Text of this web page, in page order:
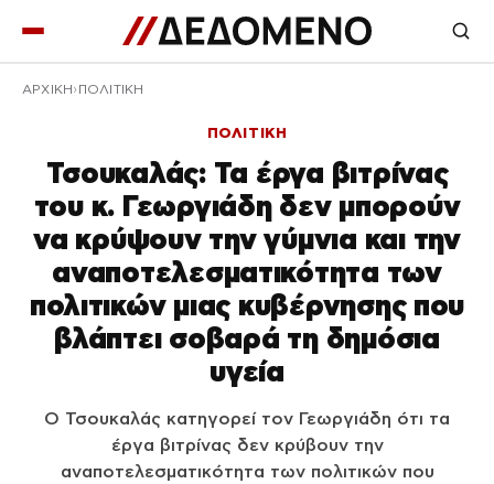
ΑΡΧΙΚΉ ΠΟΛΙΤΙΚΗ
ΠΟΛΙΤΙΚΗ
Τσουκαλάς: Τα έργα βιτρίνας
του κ. Γεωργιάδη δεν μπορούν
να κρύψουν την γύμνια και την
αναποτελεσματικότητα των
πολιτικών μιας κυβέρνησης που
βλάπτει σοβαρά τη δημόσια
υγεία
Ο Τσουκαλάς κατηγορεί τον Γεωργιάδη ότι τα
έργα βιτρίνας δεν κρύβουν την
αναποτελεσματικότητα των πολιτικών που